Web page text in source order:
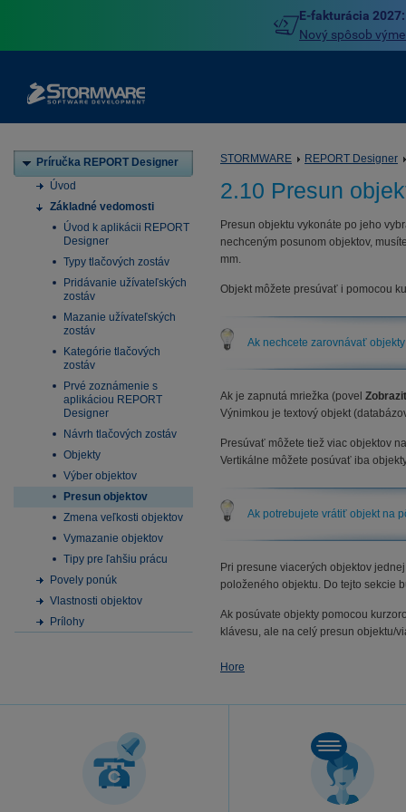
E-fakturácia 2027:
Nový spôsob
Príručka REPORT Designer
Úvod
Základné vedomosti
Úvod k aplikácii REPORT
Designer
Typy tlačových zostáv
Pridávanie užívateľských
zostáv
Mazanie užívateľských
zostáv
Kategórie tlačových
zostáv
Prvé zoznámenie s
aplikáciou REPORT
Designer
Návrh tlačových zostáv
Objekty
Výber objektov
Presun objektov
Zmena veľkosti objektov
Vymazanie objektov
Tipy pre ľahšiu prácu
Povely ponúk
Vlastnosti objektov
Prílohy
STORMWARE REPORT Designer
2.10 Presun
Presun objektu vykonáte po jeho
nechceným posunom objektov,
mm.
Objekt môžete presúvať i pomocou
Ak nechcete zarovnávať
Ak je zapnutá mriežka (povel
Výnimkou je textový objekt
Presúvať môžete tiež viac objektov
Vertikálne môžete posúvať iba
Ak potrebujete vrátiť objekt na
Pri presune viacerých objektov
položeného objektu. Do tejto sekcie
Ak posúvate objekty pomocou
klávesu, ale na celý presun objektu/
Hore